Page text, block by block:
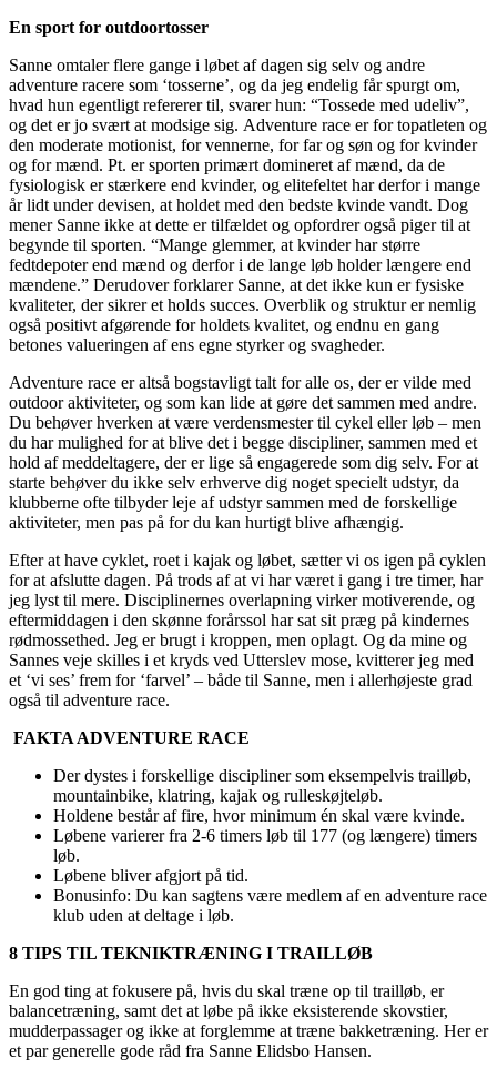
En sport for outdoortosser
Sanne omtaler flere gange i løbet af dagen sig selv og andre
adventure racere som ‘tosserne’, og da jeg endelig får spurgt om,
hvad hun egentligt refererer til, svarer hun: “Tossede med udeliv”,
og det er jo svært at modsige sig. Adventure race er for topatleten og
den moderate motionist, for vennerne, for far og søn og for kvinder
og for mænd. Pt. er sporten primært domineret af mænd, da de
fysiologisk er stærkere end kvinder, og elitefeltet har derfor i mange
år lidt under devisen, at holdet med den bedste kvinde vandt. Dog
mener Sanne ikke at dette er tilfældet og opfordrer også piger til at
begynde til sporten. “Mange glemmer, at kvinder har større
fedtdepoter end mænd og derfor i de lange løb holder længere end
mændene.” Derudover forklarer Sanne, at det ikke kun er fysiske
kvaliteter, der sikrer et holds succes. Overblik og struktur er nemlig
også positivt afgørende for holdets kvalitet, og endnu en gang
betones valueringen af ens egne styrker og svagheder.
Adventure race er altså bogstavligt talt for alle os, der er vilde med
outdoor aktiviteter, og som kan lide at gøre det sammen med andre.
Du behøver hverken at være verdensmester til cykel eller løb – men
du har mulighed for at blive det i begge discipliner, sammen med et
hold af meddeltagere, der er lige så engagerede som dig selv. For at
starte behøver du ikke selv erhverve dig noget specielt udstyr, da
klubberne ofte tilbyder leje af udstyr sammen med de forskellige
aktiviteter, men pas på for du kan hurtigt blive afhængig.
Efter at have cyklet, roet i kajak og løbet, sætter vi os igen på cyklen
for at afslutte dagen. På trods af at vi har været i gang i tre timer, har
jeg lyst til mere. Disciplinernes overlapning virker motiverende, og
eftermiddagen i den skønne forårssol har sat sit præg på kindernes
rødmossethed. Jeg er brugt i kroppen, men oplagt. Og da mine og
Sannes veje skilles i et kryds ved Utterslev mose, kvitterer jeg med
et ‘vi ses’ frem for ‘farvel’ – både til Sanne, men i allerhøjeste grad
også til adventure race.
FAKTA ADVENTURE RACE
Der dystes i forskellige discipliner som eksempelvis trailløb,
mountainbike, klatring, kajak og rulleskøjteløb.
Holdene består af fire, hvor minimum én skal være kvinde.
Løbene varierer fra 2-6 timers løb til 177 (og længere) timers
løb.
Løbene bliver afgjort på tid.
Bonusinfo: Du kan sagtens være medlem af en adventure race
klub uden at deltage i løb.
8 TIPS TIL TEKNIKTRÆNING I TRAILLØB
En god ting at fokusere på, hvis du skal træne op til trailløb, er
balancetræning, samt det at løbe på ikke eksisterende skovstier,
mudderpassager og ikke at forglemme at træne bakketræning. Her er
et par generelle gode råd fra Sanne Elidsbo Hansen.